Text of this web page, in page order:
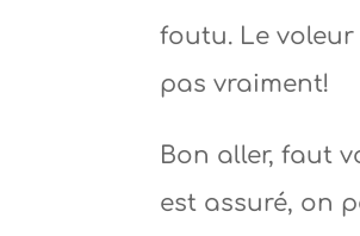
foutu. Le voleur
pas vraiment!
Bon aller, faut
est assuré, on